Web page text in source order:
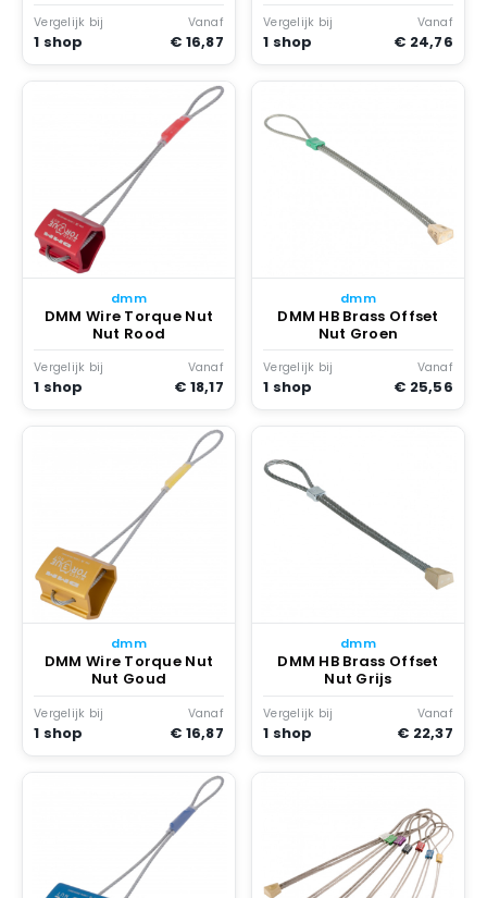
Vergelijk bij
1 shop
Vanaf
€ 16,87
Vergelijk bij
1 shop
Vanaf
€ 24,76
dmm
DMM Wire Torque Nut
Nut Rood
Vergelijk bij
1 shop
Vanaf
€ 18,17
dmm
DMM HB Brass Offset
Nut Groen
Vergelijk bij
1 shop
Vanaf
€ 25,56
dmm
DMM Wire Torque Nut
Nut Goud
Vergelijk bij
1 shop
Vanaf
€ 16,87
dmm
DMM HB Brass Offset
Nut Grijs
Vergelijk bij
1 shop
Vanaf
€ 22,37